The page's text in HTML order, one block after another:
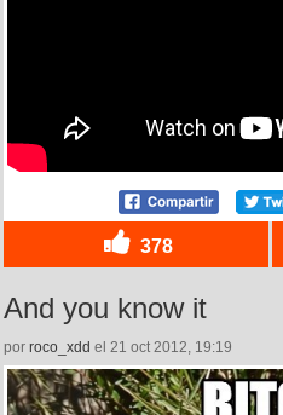
378
And you know it
por roco_xdd el 21 oct 2012, 19:19